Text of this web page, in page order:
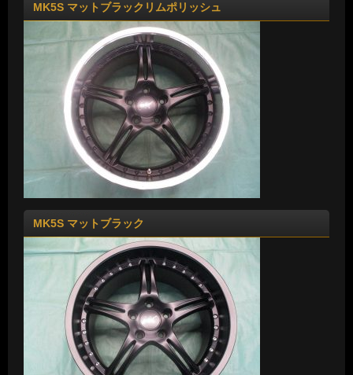
MK5S マットブラックリムポリッシュ
MK5S マットブラック